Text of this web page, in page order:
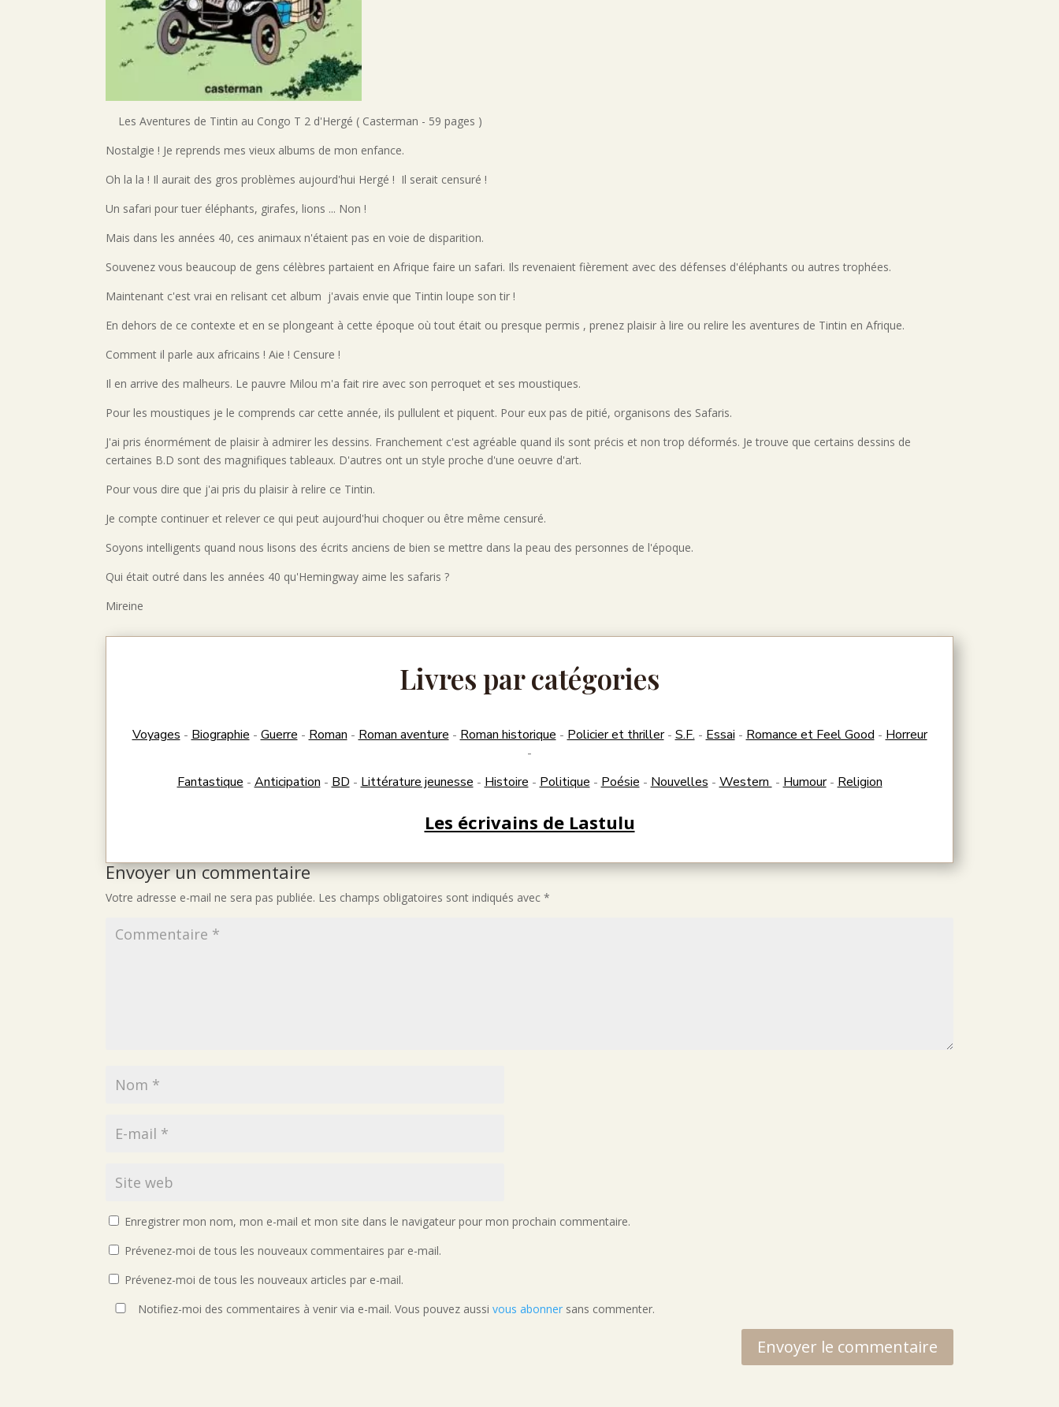
Les Aventures de Tintin au Congo T 2 d'Hergé ( Casterman - 59 pages )
Nostalgie ! Je reprends mes vieux albums de mon enfance.
Oh la la ! Il aurait des gros problèmes aujourd'hui Hergé ! Il serait censuré !
Un safari pour tuer éléphants, girafes, lions ... Non !
Mais dans les années 40, ces animaux n'étaient pas en voie de disparition.
Souvenez vous beaucoup de gens célèbres partaient en Afrique faire un safari. Ils revenaient fièrement avec des défenses d'éléphants ou autres trophées.
Maintenant c'est vrai en relisant cet album j'avais envie que Tintin loupe son tir !
En dehors de ce contexte et en se plongeant à cette époque où tout était ou presque permis , prenez plaisir à lire ou relire les aventures de Tintin en Afrique.
Comment il parle aux africains ! Aie ! Censure !
Il en arrive des malheurs. Le pauvre Milou m'a fait rire avec son perroquet et ses moustiques.
Pour les moustiques je le comprends car cette année, ils pullulent et piquent. Pour eux pas de pitié, organisons des Safaris.
J'ai pris énormément de plaisir à admirer les dessins. Franchement c'est agréable quand ils sont précis et non trop déformés. Je trouve que certains dessins de
certaines B.D sont des magnifiques tableaux. D'autres ont un style proche d'une oeuvre d'art.
Pour vous dire que j'ai pris du plaisir à relire ce Tintin.
Je compte continuer et relever ce qui peut aujourd'hui choquer ou être même censuré.
Soyons intelligents quand nous lisons des écrits anciens de bien se mettre dans la peau des personnes de l'époque.
Qui était outré dans les années 40 qu'Hemingway aime les safaris ?
Mireine
Livres par catégories
Voyages - Biographie - Guerre - Roman - Roman aventure - Roman historique - Policier et thriller- S.F. - Essai - Romance et Feel Good - Horreur
-
Fantastique - Anticipation - BD - Littérature jeunesse - Histoire - Politique - Poésie - Nouvelles - Western - Humour- Religion
Les écrivains de Lastulu
Envoyer un commentaire
Votre adresse e-mail ne sera pas publiée. Les champs obligatoires sont indiqués avec*
Enregistrer mon nom, mon e-mail et mon site dans le navigateur pour mon prochain commentaire.
Prévenez-moi de tous les nouveaux commentaires par e-mail.
Prévenez-moi de tous les nouveaux articles par e-mail.
Notifiez-moi des commentaires à venir via e-mail. Vous pouvez aussivous abonner sans commenter.
Envoyer le commentaire